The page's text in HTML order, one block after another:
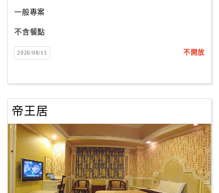
一般專案
不含餐點
2026/08/11 不開放
帝王居